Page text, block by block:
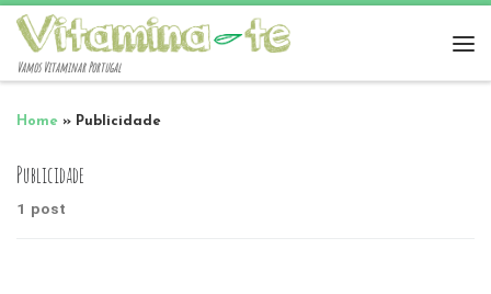
Vamos Vitaminar Portugal
Home » Publicidade
Publicidade
1 post